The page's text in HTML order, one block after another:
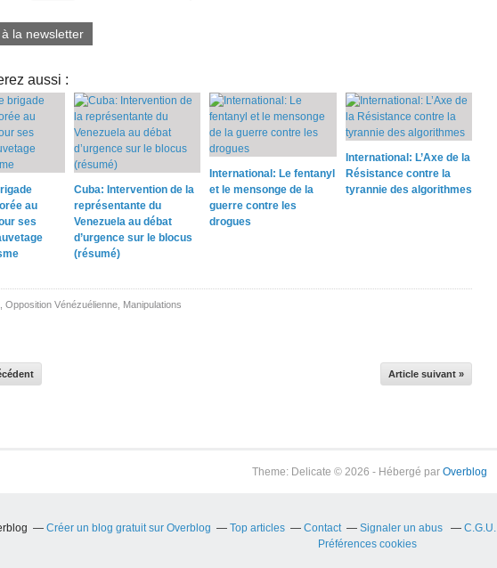
la newsletter
aussi :
au
ses
Cuba: Intervention de la
représentante du
Venezuela au débat
d’urgence sur le blocus
(résumé)
International: Le fentanyl
et le mensonge de la
guerre contre les
drogues
International: L’Axe de la
Résistance contre la
tyrannie des algorithmes
Opposition Vénézuélienne Manipulations
Article suivant »
Theme: Delicate © 2026 - Hébergé par Overblog
Créer un blog gratuit sur Overblog Top articles Contact Signaler un abus C.G.U.
Préférences cookies